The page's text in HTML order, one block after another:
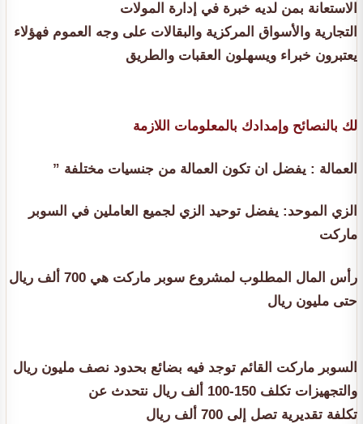
الاستعانة بمن لديه خبرة في إدارة المولات
التجارية والأسواق المركزية والبقالات على وجه العموم فهؤلاء
يعتبرون خبراء ويسهلون العقبات والطريق
لك بالنصائح وإمدادك بالمعلومات اللازمة
” العمالة : يفضل ان تكون العمالة من جنسيات مختلفة
الزي الموحد: يفضل توحيد الزي لجميع العاملين في السوبر
ماركت
رأس المال المطلوب لمشروع سوبر ماركت هي 700 ألف ريال
حتى مليون ريال
السوبر ماركت القائم توجد فيه بضائع بحدود نصف مليون ريال
والتجهيزات تكلف 150-100 ألف ريال نتحدث عن
تكلفة تقديرية تصل إلى 700 ألف ريال